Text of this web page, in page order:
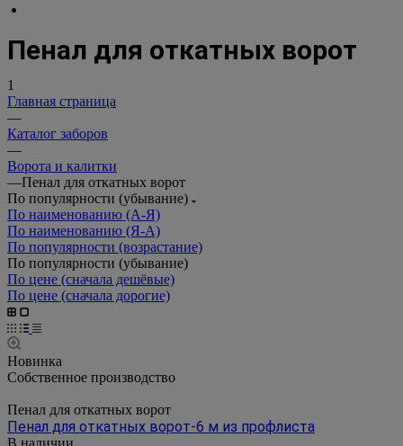
Пенал для откатных ворот
1
Главная страница
—
Каталог заборов
—
Ворота и калитки
—Пенал для откатных ворот
По популярности (убывание)
По наименованию (А-Я)
По наименованию (Я-А)
По популярности (возрастание)
По популярности (убывание)
По цене (сначала дешёвые)
По цене (сначала дорогие)
Новинка
Собственное производство
Пенал для откатных ворот
Пенал для откатных ворот-6 м из профлиста
В наличии